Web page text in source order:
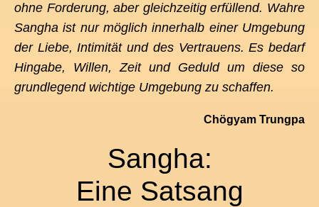
ohne Forderung, aber gleichzeitig erfüllend. Wahre
Sangha ist nur möglich innerhalb einer Umgebung
der Liebe, Intimität und des Vertrauens. Es bedarf
Hingabe, Willen, Zeit und Geduld um diese so
grundlegend wichtige Umgebung zu schaffen.
Chögyam Trungpa
Sangha:
Eine Satsang